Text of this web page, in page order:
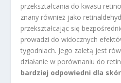
przekształcania do kwasu
znany również jako
przekształcając się
prowadzi do widocznych
tygodniach. Jego zaletą jest
działanie w porównaniu do
bardziej odpowiedni dla